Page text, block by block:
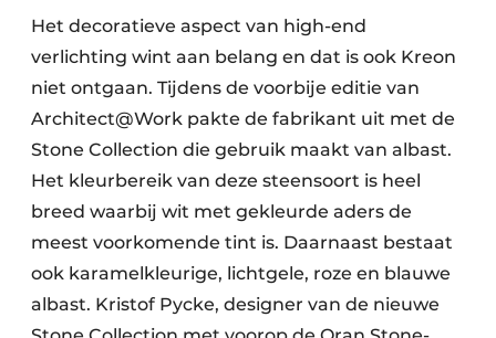
Het decoratieve aspect van high-end
verlichting wint aan belang en dat is ook Kreon
niet ontgaan. Tijdens de voorbije editie van
Architect@Work pakte de fabrikant uit met de
Stone Collection die gebruik maakt van albast.
Het kleurbereik van deze steensoort is heel
breed waarbij wit met gekleurde aders de
meest voorkomende tint is. Daarnaast bestaat
ook karamelkleurige, lichtgele, roze en blauwe
albast. Kristof Pycke, designer van de nieuwe